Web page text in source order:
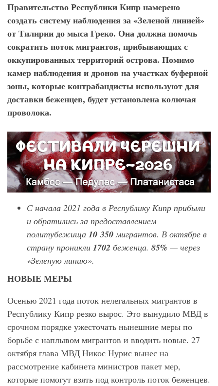
Правительство Республики Кипр намерено
создать систему наблюдения за «Зеленой линией»
от Тилирии до мыса Греко. Она должна помочь
сократить поток мигрантов, прибывающих с
оккупированных территорий острова. Помимо
камер наблюдения и дронов на участках буферной
зоны, которые контрабандисты используют для
доставки беженцев, будет установлена колючая
проволока.
С начала 2021 года в Республику Кипр прибыли
и обратились за предоставлением
политубежища 10 350мигрантов. В октябре в
страну проникли 1702 беженца. 85% — через
«Зеленую линию».
НОВЫЕ МЕРЫ
Осенью 2021 года поток нелегальных мигрантов в
Республику Кипр резко вырос. Это вынудило МВД в
срочном порядке ужесточать нынешние меры по
борьбе с наплывом мигрантов и вводить новые. 27
октября глава МВД Никос Нурис вынес на
рассмотрение кабинета министров пакет мер,
которые помогут взять под контроль поток беженцев.